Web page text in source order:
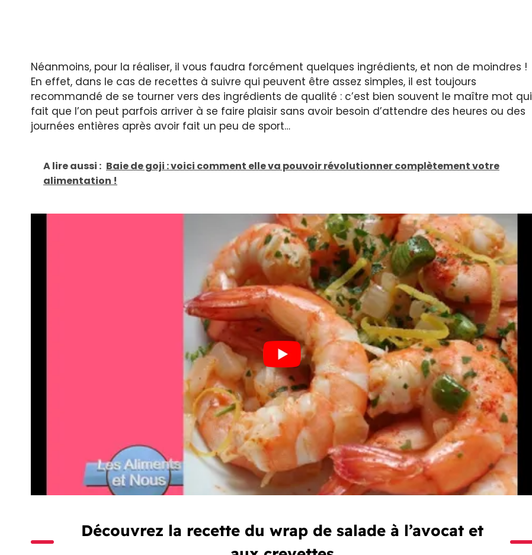
Néanmoins, pour la réaliser, il vous faudra forcément quelques ingrédients, et non de moindres !
En effet, dans le cas de recettes à suivre qui peuvent être assez simples, il est toujours
recommandé de se tourner vers des ingrédients de qualité : c’est bien souvent le maître mot qui
fait que l’on peut parfois arriver à se faire plaisir sans avoir besoin d’attendre des heures ou des
journées entières après avoir fait un peu de sport…
A lire aussi : Baie de goji : voici comment elle va pouvoir révolutionner complètement votre
alimentation !
Découvrez la recette du wrap de salade à l’avocat et